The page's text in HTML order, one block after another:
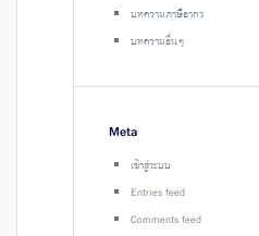
บทความภาษีอากร
บทความอื่นๆ
Meta
เข้าสู่ระบบ
Entries feed
Comments feed